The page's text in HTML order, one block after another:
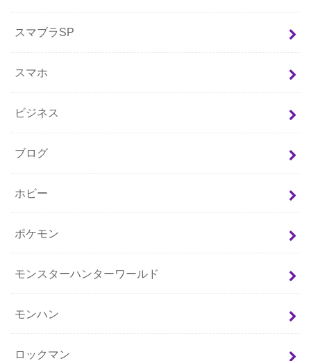
スマブラSP
スマホ
ビジネス
ブログ
ホビー
ポケモン
モンスターハンターワールド
モンハン
ロックマン